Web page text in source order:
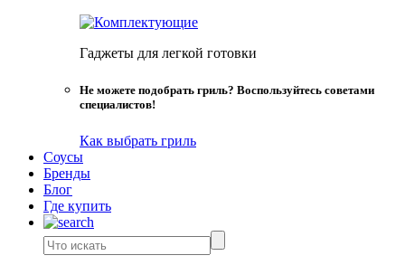
Гаджеты для легкой готовки
Не можете подобрать гриль? Воспользуйтесь советами
специалистов!
Как выбрать гриль
Соусы
Бренды
Блог
Где купить